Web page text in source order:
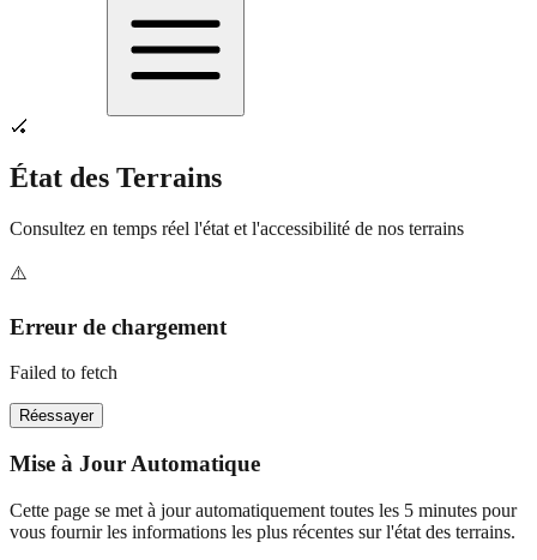
🏑
État des Terrains
Consultez en temps réel l'état et l'accessibilité de nos terrains
⚠️
Erreur de chargement
Failed to fetch
Réessayer
Mise à Jour Automatique
Cette page se met à jour automatiquement toutes les 5 minutes pour
vous fournir les informations les plus récentes sur l'état des terrains.